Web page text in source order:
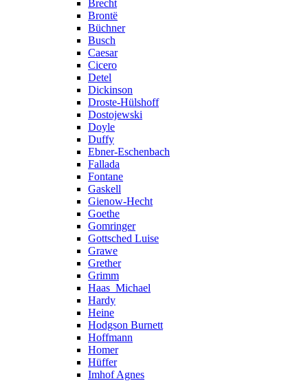
Brecht
Brontë
Büchner
Busch
Caesar
Cicero
Detel
Dickinson
Droste-Hülshoff
Dostojewski
Doyle
Duffy
Ebner-Eschenbach
Fallada
Fontane
Gaskell
Gienow-Hecht
Goethe
Gomringer
Gottsched Luise
Grawe
Grether
Grimm
Haas_Michael
Hardy
Heine
Hodgson Burnett
Hoffmann
Homer
Hüffer
Imhof Agnes